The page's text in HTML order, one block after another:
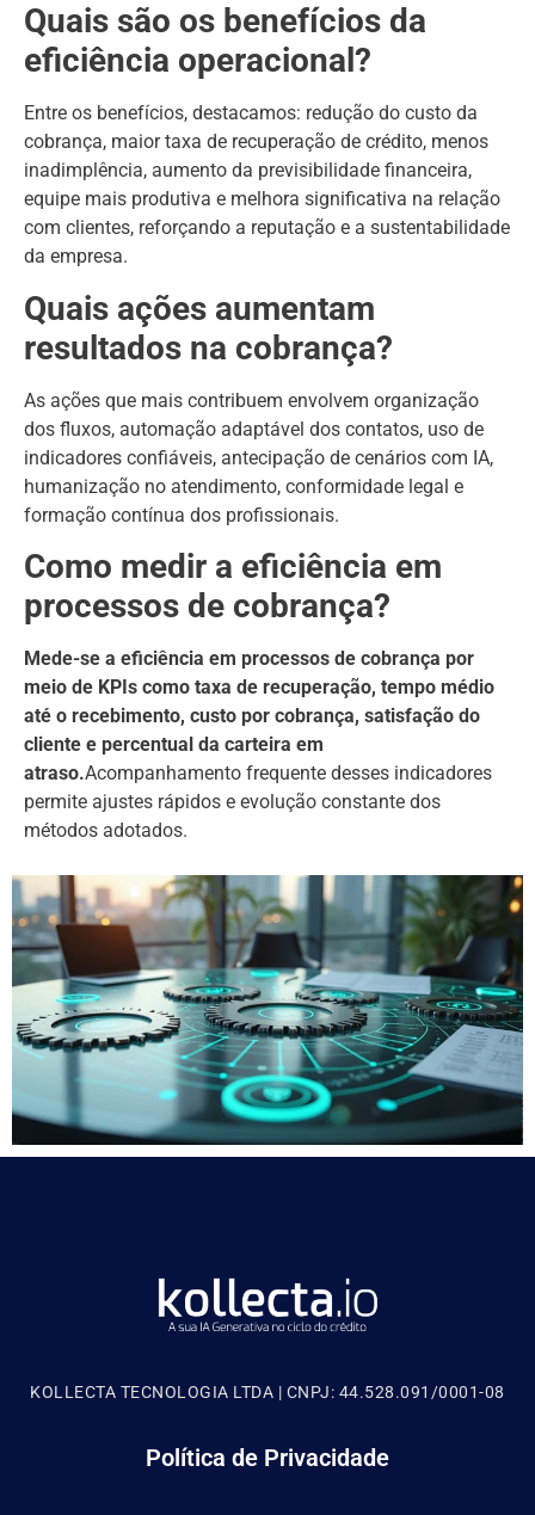
Quais são os benefícios da
eficiência operacional?
Entre os benefícios, destacamos: redução do custo da
cobrança, maior taxa de recuperação de crédito, menos
inadimplência, aumento da previsibilidade financeira,
equipe mais produtiva e melhora significativa na relação
com clientes, reforçando a reputação e a sustentabilidade
da empresa.
Quais ações aumentam
resultados na cobrança?
As ações que mais contribuem envolvem organização
dos fluxos, automação adaptável dos contatos, uso de
indicadores confiáveis, antecipação de cenários com IA,
humanização no atendimento, conformidade legal e
formação contínua dos profissionais.
Como medir a eficiência em
processos de cobrança?
Mede-se a eficiência em processos de cobrança por
meio de KPIs como taxa de recuperação, tempo médio
até o recebimento, custo por cobrança, satisfação do
cliente e percentual da carteira em
atraso.Acompanhamento frequente desses indicadores
permite ajustes rápidos e evolução constante dos
métodos adotados.
KOLLECTA TECNOLOGIA LTDA | CNPJ: 44.528.091/0001-08
Política de Privacidade